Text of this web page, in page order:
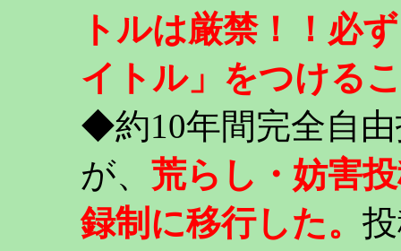
トルは厳禁！！必
イトル」をつける
◆約10年間完全自
が、 荒らし・妨害
録制に移行した。